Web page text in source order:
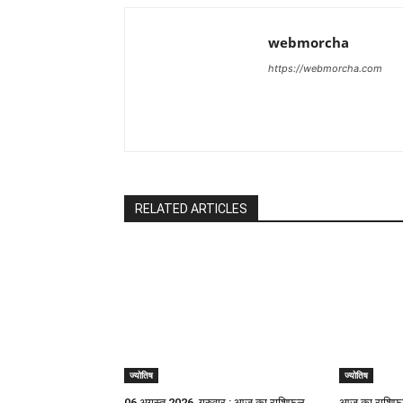
webmorcha
https://webmorcha.com
RELATED ARTICLES
ज्योतिष ज्योतिष